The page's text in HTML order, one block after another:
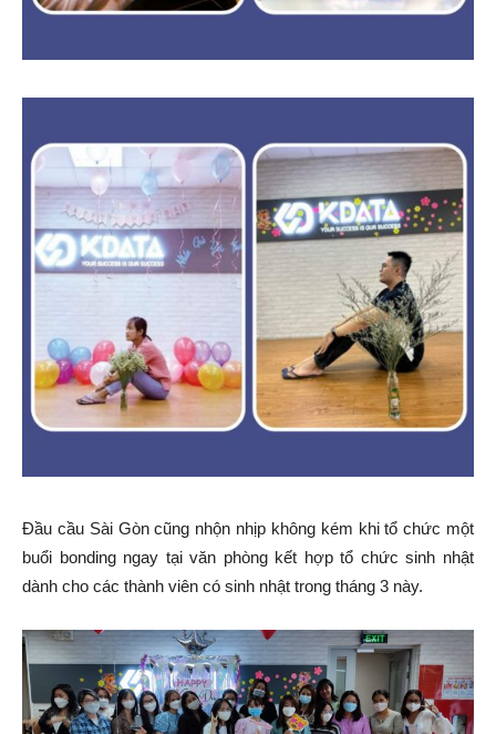
Đầu cầu Sài Gòn cũng nhộn nhịp không kém khi tổ chức một
buổi bonding ngay tại văn phòng kết hợp tổ chức sinh nhật
dành cho các thành viên có sinh nhật trong tháng 3 này.